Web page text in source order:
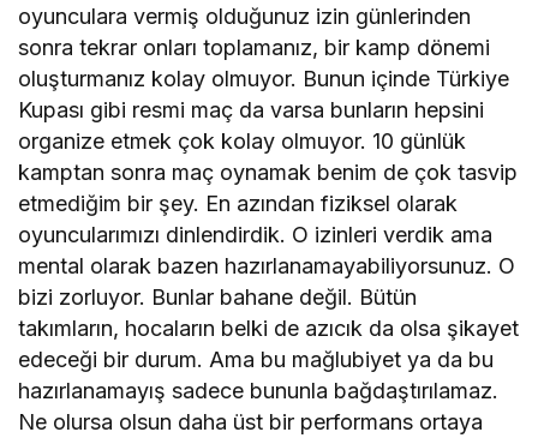
oyunculara vermiş olduğunuz izin günlerinden
sonra tekrar onları toplamanız, bir kamp dönemi
oluşturmanız kolay olmuyor. Bunun içinde Türkiye
Kupası gibi resmi maç da varsa bunların hepsini
organize etmek çok kolay olmuyor. 10 günlük
kamptan sonra maç oynamak benim de çok tasvip
etmediğim bir şey. En azından fiziksel olarak
oyuncularımızı dinlendirdik. O izinleri verdik ama
mental olarak bazen hazırlanamayabiliyorsunuz. O
bizi zorluyor. Bunlar bahane değil. Bütün
takımların, hocaların belki de azıcık da olsa şikayet
edeceği bir durum. Ama bu mağlubiyet ya da bu
hazırlanamayış sadece bununla bağdaştırılamaz.
Ne olursa olsun daha üst bir performans ortaya